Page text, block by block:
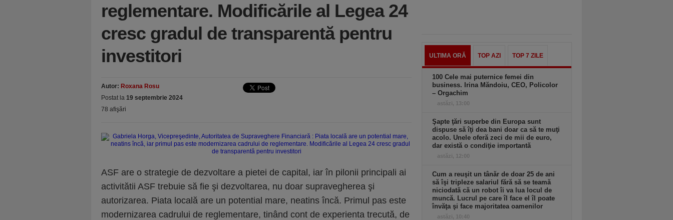
reglementare. Modificările al Legea 24
cresc gradul de transparentă pentru
investitori
Autor: Roxana Rosu
Postat la 19 septembrie 2024
78 afişări
ASF are o strategie de dezvoltare a pietei de capital, iar în pilonii principali ai
activitătii ASF trebuie să fie şi dezvoltarea, nu doar supravegherea şi
autorizarea. Piata locală are un potential mare, neatins încă. Primul pas este
modernizarea cadrului de reglementare, tinând cont de experienta trecută, de
ULTIMA ORĂ TOP AZI TOP 7 ZILE
100 Cele mai puternice femei din
business. Irina Măndoiu, CEO, Policolor
– Orgachim
astăzi, 13:00
Şapte ţări superbe din Europa sunt
dispuse să îţi dea bani doar ca să te muţi
acolo. Unele oferă zeci de mii de euro,
dar există o condiţie importantă
astăzi, 12:00
Cum a reuşit un tânăr de doar 25 de ani
să îşi tripleze salariul fără să se teamă
niciodată că un robot îi va lua locul de
muncă. Lucrul pe care îl face el îl poate
învăţa şi face majoritatea oamenilor
astăzi, 10:40